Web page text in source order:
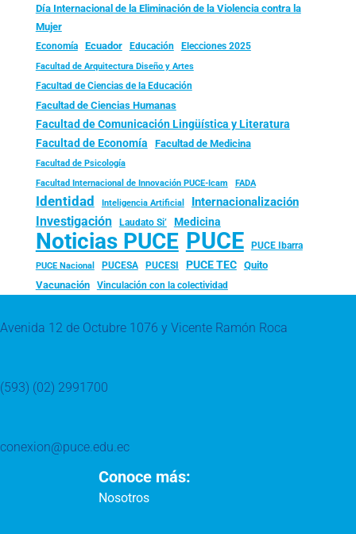
Día Internacional de la Eliminación de la Violencia contra la
Mujer
Economía Ecuador Educación Elecciones 2025
Facultad de Arquitectura Diseño y Artes
Facultad de Ciencias de la Educación
Facultad de Ciencias Humanas
Facultad de Comunicación Lingüística y Literatura
Facultad de Economía Facultad de Medicina
Facultad de Psicología
Facultad Internacional de Innovación PUCE-Icam FADA
Identidad Inteligencia Artificial Internacionalización
Investigación Laudato Si’ Medicina
Noticias PUCE PUCE PUCE Ibarra
PUCE Nacional PUCESA PUCESI PUCE TEC
Quito
Vacunación
Vinculación con la colectividad
Avenida 12 de Octubre 1076 y Vicente Ramón Roca
(593) (02) 2991700
conexion@puce.edu.ec
Conoce más:
Nosotros